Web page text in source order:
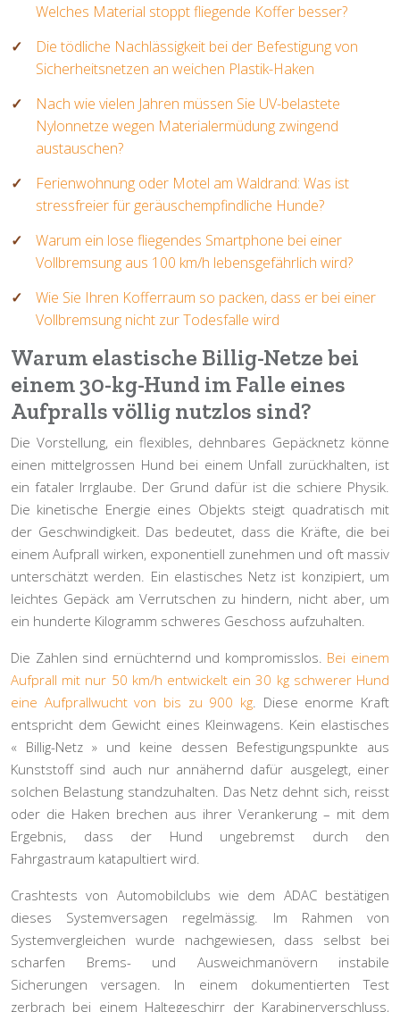
Welches Material stoppt fliegende Koffer besser?
Die tödliche Nachlässigkeit bei der Befestigung von
Sicherheitsnetzen an weichen Plastik-Haken
Nach wie vielen Jahren müssen Sie UV-belastete
Nylonnetze wegen Materialermüdung zwingend
austauschen?
Ferienwohnung oder Motel am Waldrand: Was ist
stressfreier für geräuschempfindliche Hunde?
Warum ein lose fliegendes Smartphone bei einer
Vollbremsung aus 100 km/h lebensgefährlich wird?
Wie Sie Ihren Kofferraum so packen, dass er bei einer
Vollbremsung nicht zur Todesfalle wird
Warum elastische Billig-Netze bei
einem 30-kg-Hund im Falle eines
Aufpralls völlig nutzlos sind?
Die Vorstellung, ein flexibles, dehnbares Gepäcknetz könne
einen mittelgrossen Hund bei einem Unfall zurückhalten, ist
ein fataler Irrglaube. Der Grund dafür ist die schiere Physik.
Die kinetische Energie eines Objekts steigt quadratisch mit
der Geschwindigkeit. Das bedeutet, dass die Kräfte, die bei
einem Aufprall wirken, exponentiell zunehmen und oft massiv
unterschätzt werden. Ein elastisches Netz ist konzipiert, um
leichtes Gepäck am Verrutschen zu hindern, nicht aber, um
ein hunderte Kilogramm schweres Geschoss aufzuhalten.
Die Zahlen sind ernüchternd und kompromisslos. Bei einem
Aufprall mit nur 50 km/h entwickelt ein 30 kg schwerer Hund
eine Aufprallwucht von bis zu 900 kg . Diese enorme Kraft
entspricht dem Gewicht eines Kleinwagens. Kein elastisches
« Billig-Netz » und keine dessen Befestigungspunkte aus
Kunststoff sind auch nur annähernd dafür ausgelegt, einer
solchen Belastung standzuhalten. Das Netz dehnt sich, reisst
oder die Haken brechen aus ihrer Verankerung – mit dem
Ergebnis, dass der Hund ungebremst durch den
Fahrgastraum katapultiert wird.
Crashtests von Automobilclubs wie dem ADAC bestätigen
dieses Systemversagen regelmässig. Im Rahmen von
Systemvergleichen wurde nachgewiesen, dass selbst bei
scharfen Brems- und Ausweichmanövern instabile
Sicherungen versagen. In einem dokumentierten Test
zerbrach bei einem Haltegeschirr der Karabinerverschluss,